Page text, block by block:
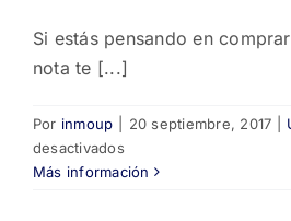
Si estás pensando en
nota te [...]
Por inmoup 20 septiembre, 2017
desactivadosen
5
Más información